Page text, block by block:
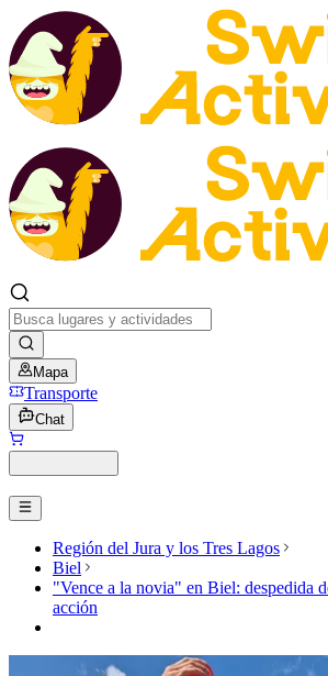
Mapa
Transporte
Chat
Región del Jura y los Tres Lagos
Biel
"Vence a la novia" en Biel: despedida
acción